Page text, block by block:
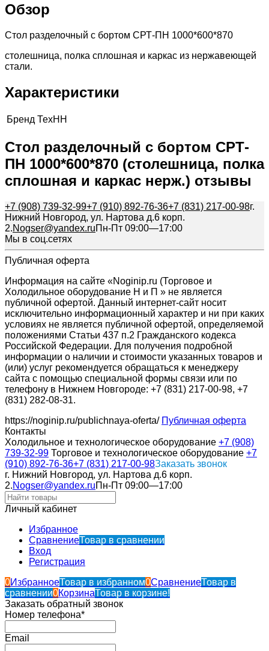
Обзор
Стол разделочный с бортом СРТ-ПН 1000*600*870
столешница, полка сплошная и каркас из нержавеющей
стали.
Характеристики
Бренд ТехНН
Стол разделочный с бортом СРТ-
ПН 1000*600*870 (столешница, полка
сплошная и каркас нерж.) отзывы
+7 (908) 739-32-99+7 (910) 892-76-36+7 (831) 217-00-98г.
Нижний Новгород, ул. Нартова д.6 корп.
2.Nogser@yandex.ruПн-Пт 09:00—17:00
Мы в соц.сетях
Публичная оферта
Информация на сайте «Noginip.ru (Торговое и
Холодильное оборудование Н и П » не является
публичной офертой. Данный интернет-сайт носит
исключительно информационный характер и ни при каких
условиях не является публичной офертой, определяемой
положениями Статьи 437 п.2 Гражданского кодекса
Российской Федерации. Для получения подробной
информации о наличии и стоимости указанных товаров и
(или) услуг рекомендуется обращаться к менеджеру
сайта с помощью специальной формы связи или по
телефону в Нижнем Новгороде: +7 (831) 217-00-98, +7
(831) 282-08-31.
https://noginip.ru/publichnaya-oferta/ Публичная оферта
Контакты
Холодильное и технологическое оборудование +7 (908)
739-32-99 Торговое и технологическое оборудование +7
(910) 892-76-36+7 (831) 217-00-98Заказать звонок
г. Нижний Новгород, ул. Нартова д.6 корп.
2.Nogser@yandex.ruПн-Пт 09:00—17:00
Личный кабинет
Избранное
СравнениеТовар в сравнении
Вход
Регистрация
0ИзбранноеТовар в избранном0СравнениеТовар в
сравнении0КорзинаТовар в корзине!
Заказать обратный звонок
Номер телефона*
Email